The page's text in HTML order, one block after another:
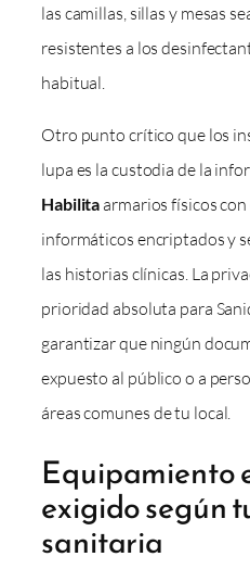
las camillas, sillas y mesas
resistentes a los
habitual.
Otro punto crítico que los
lupa es la custodia de la
Habilitaarmarios físicos
informáticos encriptados y
las historias clínicas. La
prioridad absoluta para
garantizar que ningún
expuesto al público o a
áreas comunes de tu local.
Equipamiento
exigido según
sanitaria